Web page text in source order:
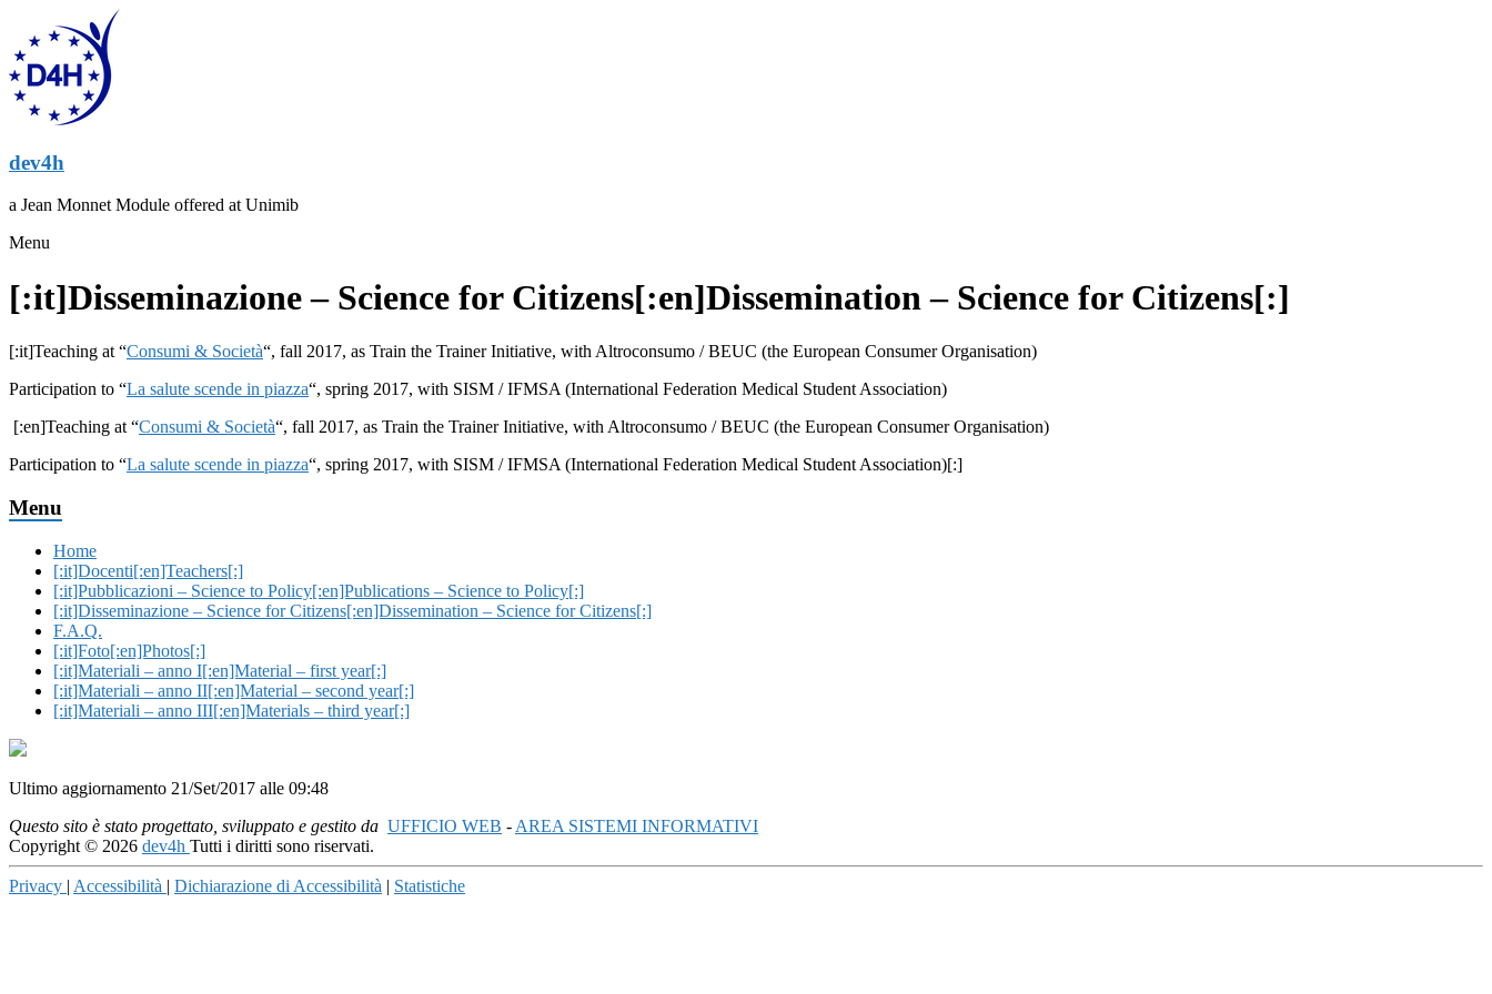
dev4h
a Jean Monnet Module offered at Unimib
Menu
[:it]Disseminazione – Science for Citizens[:en]Dissemination – Science for Citizens[:]
[:it]Teaching at “Consumi & Società“, fall 2017, as Train the Trainer Initiative, with Altroconsumo / BEUC (the European Consumer Organisation)
Participation to “La salute scende in piazza“, spring 2017, with SISM / IFMSA (International Federation Medical Student Association)
[:en]Teaching at “Consumi & Società“, fall 2017, as Train the Trainer Initiative, with Altroconsumo / BEUC (the European Consumer Organisation)
Participation to “La salute scende in piazza“, spring 2017, with SISM / IFMSA (International Federation Medical Student Association)[:]
Menu
Home
[:it]Docenti[:en]Teachers[:]
[:it]Pubblicazioni – Science to Policy[:en]Publications – Science to Policy[:]
[:it]Disseminazione – Science for Citizens[:en]Dissemination – Science for Citizens[:]
F.A.Q.
[:it]Foto[:en]Photos[:]
[:it]Materiali – anno I[:en]Material – first year[:]
[:it]Materiali – anno II[:en]Material – second year[:]
[:it]Materiali – anno III[:en]Materials – third year[:]
Ultimo aggiornamento 21/Set/2017 alle 09:48
Questo sito è stato progettato, sviluppato e gestito da UFFICIO WEB - AREA SISTEMI INFORMATIVI
Copyright © 2026 dev4h Tutti i diritti sono riservati.
Privacy | Accessibilità | Dichiarazione di Accessibilità | Statistiche